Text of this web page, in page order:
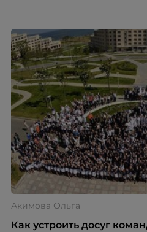
Акимова Ольга
Как устроить досуг